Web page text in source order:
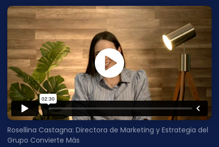
Rosellina Castagna: Directora de Marketing y Estrategia del
Grupo Convierte Más